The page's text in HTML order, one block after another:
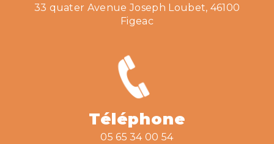
33 quater Avenue Joseph Loubet, 46100
Figeac
Téléphone
05 65 34 00 54